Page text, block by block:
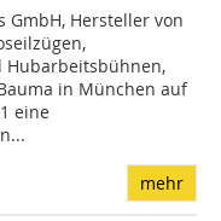
GmbH, Hersteller von
in München auf
eine
mehr